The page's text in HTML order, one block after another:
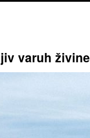
varuh živine